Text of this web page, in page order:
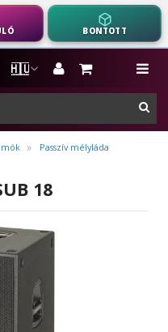
BONTOTT
🇭🇺
Passzív mélyláda
18